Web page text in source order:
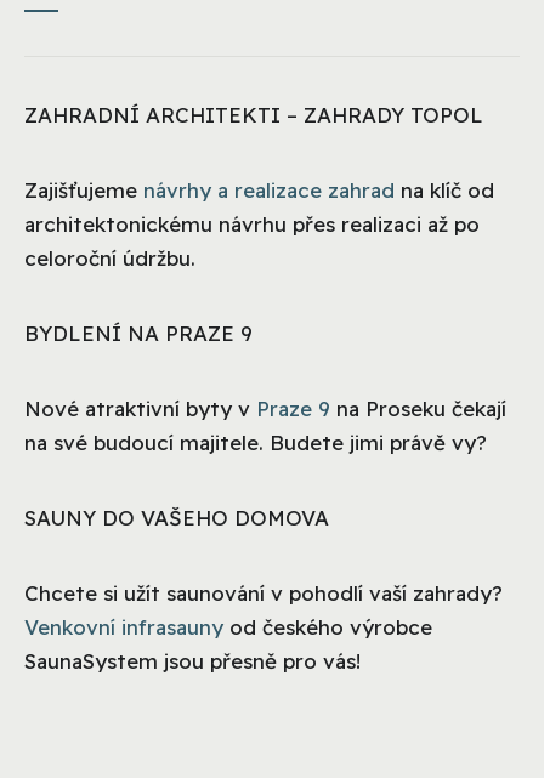
ZAHRADNÍ ARCHITEKTI – ZAHRADY TOPOL
Zajišťujeme návrhy a realizace zahrad na klíč od
architektonickému návrhu přes realizaci až po
celoroční údržbu.
BYDLENÍ NA PRAZE 9
Nové atraktivní byty v Praze 9 na Proseku čekají
na své budoucí majitele. Budete jimi právě vy?
SAUNY DO VAŠEHO DOMOVA
Chcete si užít saunování v pohodlí vaší zahrady?
Venkovní infrasauny od českého výrobce
SaunaSystem jsou přesně pro vás!